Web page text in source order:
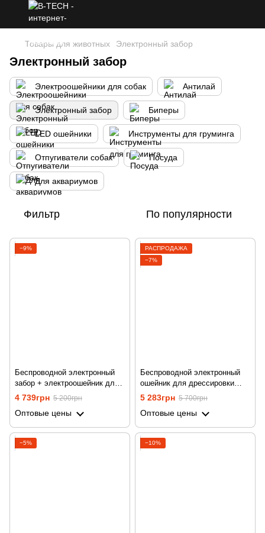
Товары для животных Электронный забор
Электронный забор
Электроошейники для собак Антилай
Электронный забор Биперы
LED ошейники Инструменты для груминга
Отпугиватели собак Посуда
Для аквариумов
Фильтр По популярности
−9%
Беспроводной электронный
забор + электроошейник для
дрессировки 2в1 Petguider
883-1 для собак
4 739грн 5 200грн
Оптовые цены
РАСПРОДАЖА
−7%
Беспроводной электронный
ошейник для дрессировки
собак с электронным забором
Petainer WDF-886
5 283грн 5 700грн
Оптовые цены
−5% −10%